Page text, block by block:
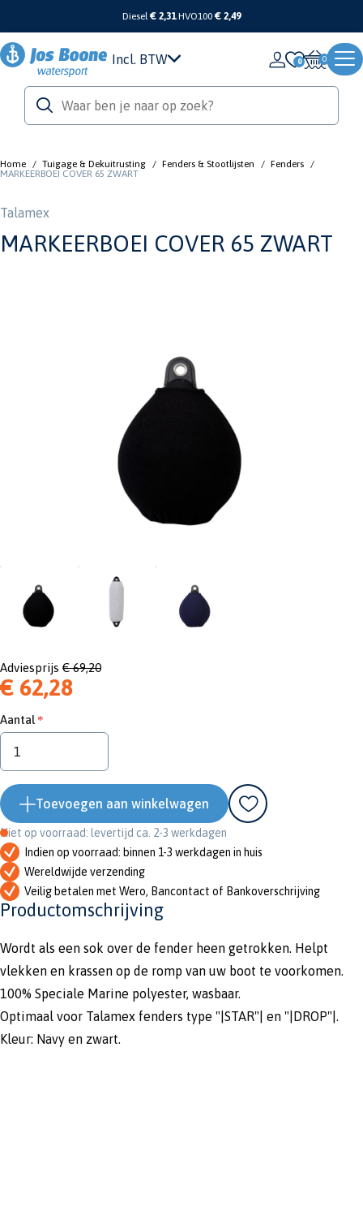
Diesel€ 2,31 HVO100 € 2,49
Incl. BTW 0
Home / Tuigage & Dekuitrusting / Fenders & Stootlijsten / Fenders /
MARKEERBOEI COVER 65 ZWART
Talamex
MARKEERBOEI COVER 65 ZWART
Adviesprijs € 69,20
€ 62,28
Aantal
Toevoegen aan winkelwagen
Niet op voorraad: levertijd ca. 2-3 werkdagen
Indien op voorraad: binnen 1-3 werkdagen in huis
Wereldwijde verzending
Veilig betalen met Wero, Bancontact of Bankoverschrijving
Productomschrijving
Wordt als een sok over de fender heen getrokken. Helpt
vlekken en krassen op de romp van uw boot te voorkomen.
100% Speciale Marine polyester, wasbaar.
Optimaal voor Talamex fenders type "|STAR"| en "|DROP"|.
Kleur: Navy en zwart.